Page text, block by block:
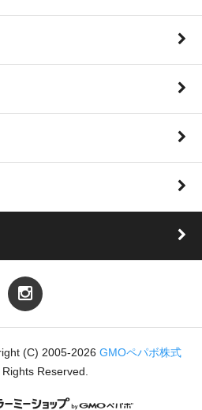
(C) 2005-2026 GMOペパボ株式
Rights Reserved.